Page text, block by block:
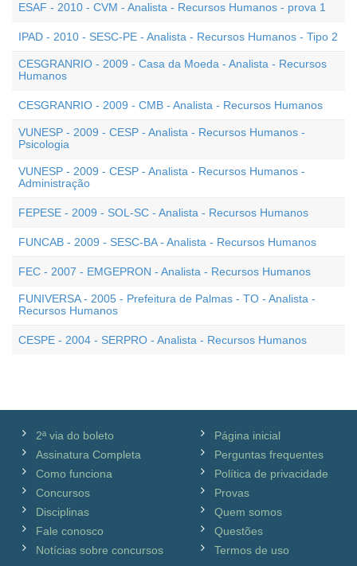
ESAF - 2010 - CVM - Analista - Recursos Humanos - prova 1
IPAD - 2010 - SESC-PE - Analista - Recursos Humanos - Tipo 2
CESGRANRIO - 2009 - Casa da Moeda - Analista - Recursos
Humanos
CESGRANRIO - 2009 - CMB - Analista - Recursos Humanos
VUNESP - 2009 - CESP - Analista - Recursos Humanos -
Psicologia
VUNESP - 2009 - CESP - Analista - Recursos Humanos -
Administração
FEPESE - 2009 - SOL-SC - Analista - Recursos Humanos
FUNCAB - 2009 - SESC-BA - Analista - Recursos Humanos
FEC - 2007 - EMGEPRON - Analista - Recursos Humanos
FUNIVERSA - 2005 - Prefeitura de Palmas - TO - Analista -
Recursos Humanos
CESPE - 2004 - SERPRO - Analista - Recursos Humanos
2ª via do boleto
Assinatura Completa
Como funciona
Concursos
Disciplinas
Fale conosco
Notícias sobre concursos
Página inicial
Perguntas frequentes
Política de privacidade
Provas
Quem somos
Questões
Termos de uso